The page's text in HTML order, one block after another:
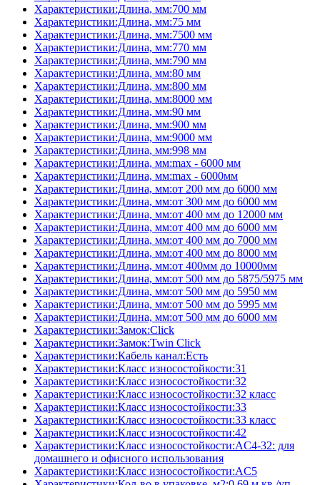
Характеристики:Длина, мм:700 мм
Характеристики:Длина, мм:75 мм
Характеристики:Длина, мм:7500 мм
Характеристики:Длина, мм:770 мм
Характеристики:Длина, мм:790 мм
Характеристики:Длина, мм:80 мм
Характеристики:Длина, мм:800 мм
Характеристики:Длина, мм:8000 мм
Характеристики:Длина, мм:90 мм
Характеристики:Длина, мм:900 мм
Характеристики:Длина, мм:9000 мм
Характеристики:Длина, мм:998 мм
Характеристики:Длина, мм:max - 6000 мм
Характеристики:Длина, мм:max - 6000мм
Характеристики:Длина, мм:от 200 мм до 6000 мм
Характеристики:Длина, мм:от 300 мм до 6000 мм
Характеристики:Длина, мм:от 400 мм до 12000 мм
Характеристики:Длина, мм:от 400 мм до 6000 мм
Характеристики:Длина, мм:от 400 мм до 7000 мм
Характеристики:Длина, мм:от 400 мм до 8000 мм
Характеристики:Длина, мм:от 400мм до 10000мм
Характеристики:Длина, мм:от 500 мм до 5875/5975 мм
Характеристики:Длина, мм:от 500 мм до 5950 мм
Характеристики:Длина, мм:от 500 мм до 5995 мм
Характеристики:Длина, мм:от 500 мм до 6000 мм
Характеристики:Замок:Click
Характеристики:Замок:Twin Click
Характеристики:Кабель канал:Есть
Характеристики:Класс износостойкости:31
Характеристики:Класс износостойкости:32
Характеристики:Класс износостойкости:32 класс
Характеристики:Класс износостойкости:33
Характеристики:Класс износостойкости:33 класс
Характеристики:Класс износостойкости:42
Характеристики:Класс износостойкости:AC4-32: для
домашнего и офисного использования
Характеристики:Класс износостойкости:AC5